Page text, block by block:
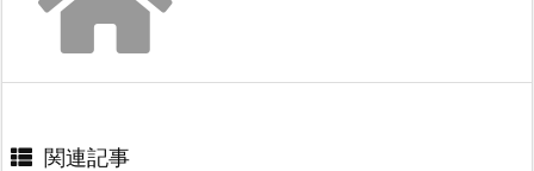
関連記事